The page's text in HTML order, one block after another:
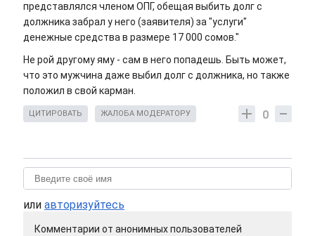
представлялся членом ОПГ, обещая выбить долг с
должника забрал у него (заявителя) за "услуги"
денежные средства в размере 17 000 сомов."
Не рой другому яму - сам в него попадешь. Быть может,
что это мужчина даже выбил долг с должника, но также
положил в свой карман.
0
ЦИТИРОВАТЬ ЖАЛОБА МОДЕРАТОРУ
или авторизуйтесь
Комментарии от анонимных пользователей